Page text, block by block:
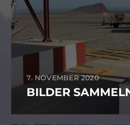
7. NOVEMBER 2020
BILDER